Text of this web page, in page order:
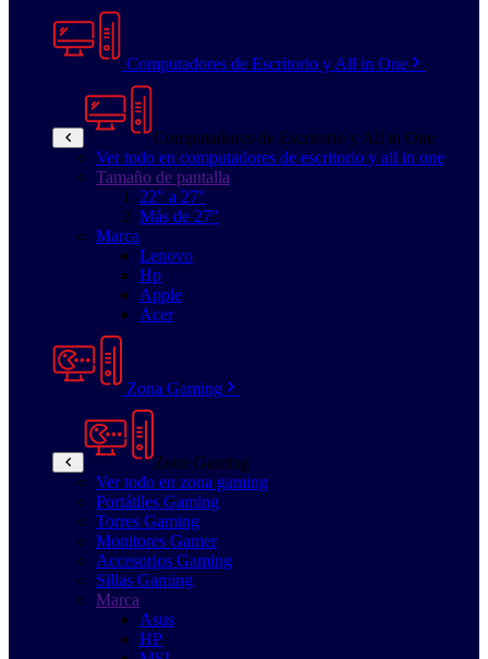
Computadores de Escritorio y All in One
Computadores de Escritorio y All in One
Ver todo en computadores de escritorio y all in one
Tamaño de pantalla
22" a 27"
Más de 27"
Marca
Lenovo
Hp
Apple
Acer
Zona Gaming
Zona Gaming
Ver todo en zona gaming
Portátiles Gaming
Torres Gaming
Monitores Gamer
Accesorios Gaming
Sillas Gaming
Marca
Asus
HP